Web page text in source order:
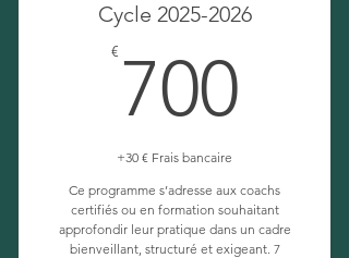
Cycle 2025-2026
€ 700
+30 € Frais bancaire
Ce programme s’adresse aux coachs
certifiés ou en formation souhaitant
approfondir leur pratique dans un cadre
bienveillant, structuré et exigeant. 7